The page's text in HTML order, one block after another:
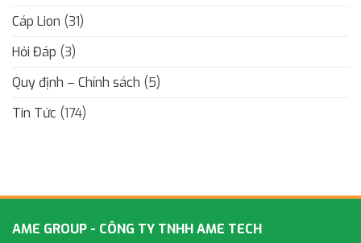
Cáp Lion (31)
Hỏi Đáp (3)
Quy định – Chính sách (5)
Tin Tức (174)
AME GROUP - CÔNG TY TNHH AME TECH